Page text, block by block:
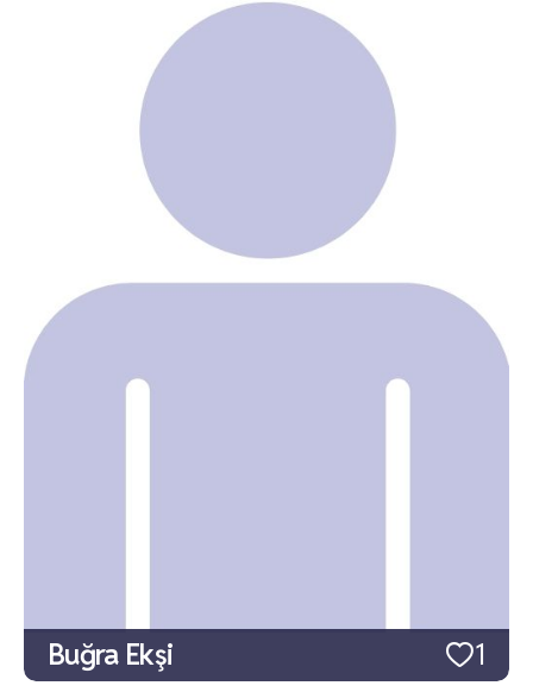
1
Buğra Ekşi